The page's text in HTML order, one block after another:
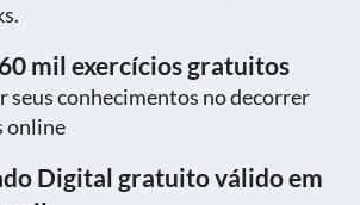
mil exercícios gratuitos
seus conhecimentos no decorrer
online
Digital gratuito válido em